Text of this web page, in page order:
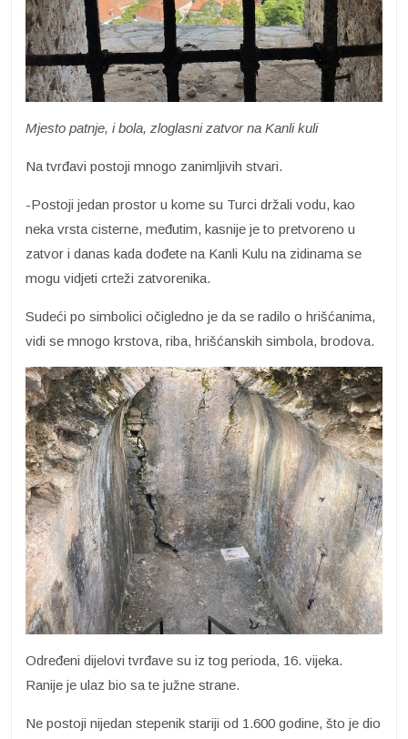
Mjesto patnje, i bola, zloglasni zatvor na Kanli kuli
Na tvrđavi postoji mnogo zanimljivih stvari.
-Postoji jedan prostor u kome su Turci držali vodu, kao
neka vrsta cisterne, međutim, kasnije je to pretvoreno u
zatvor i danas kada dođete na Kanli Kulu na zidinama se
mogu vidjeti crteži zatvorenika.
Sudeći po simbolici očigledno je da se radilo o hrišćanima,
vidi se mnogo krstova, riba, hrišćanskih simbola, brodova.
Određeni dijelovi tvrđave su iz tog perioda, 16. vijeka.
Ranije je ulaz bio sa te južne strane.
Ne postoji nijedan stepenik stariji od 1.600 godine, što je dio